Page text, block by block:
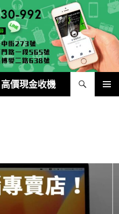
價現金收機